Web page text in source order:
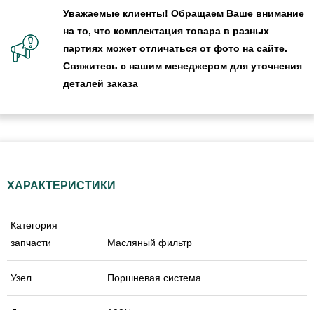
Уважаемые клиенты! Обращаем Ваше внимание
на то, что комплектация товара в разных
партиях может отличаться от фото на сайте.
Свяжитесь с нашим менеджером для уточнения
деталей заказа
ХАРАКТЕРИСТИКИ
Категория
запчасти
Масляный фильтр
Узел Поршневая система